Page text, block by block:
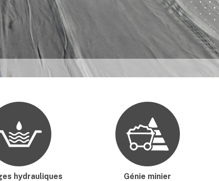
hydrauliques Génie minier